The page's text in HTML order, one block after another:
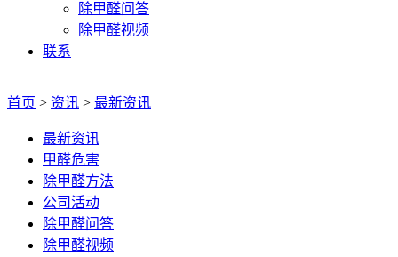
除甲醛问答
除甲醛视频
联系
首页 > 资讯 > 最新资讯
最新资讯
甲醛危害
除甲醛方法
公司活动
除甲醛问答
除甲醛视频